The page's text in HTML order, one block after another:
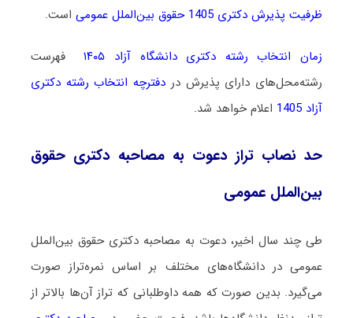
ظرفیت پذیرش دکتری 1405 حقوق بین‌الملل عمومی
است.
زمان انتخاب رشته دکتری دانشگاه آزاد ۱۴۰۵
فهرست
رشته‌محل‌های دارای پذیرش در دفترچه انتخاب رشته دکتری
آزاد 1405
اعلام خواهد شد.
حد نصاب تراز دعوت به مصاحبه دکتری حقوق
بین‌الملل عمومی
طی چند سال اخیر، دعوت به مصاحبه دکتری حقوق بین‌الملل
عمومی در دانشگاه‌های مختلف بر اساس نمره‌تراز صورت
می‌گیرد. بدین صورت که همه داوطلبانی که تراز آن‌ها بالاتر از